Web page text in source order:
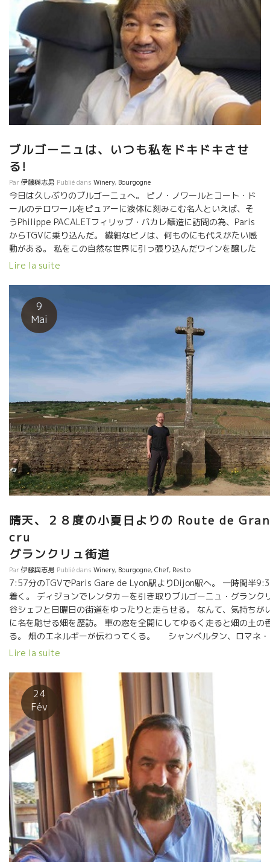
プとも話しが弾む。初対面とは思えなく打ち解けた話ができた。 ワ
ンの話しが生き方に連動しているフィリップの話しは面白い。 子供
育てるようにワインを育てる話しなど。 『樽熟成中、ワインを好き
手朴っておいたら、子供と同じように我儘な妙な子になってしまう。
だからよく観察していなければならない。曲がった方向に行きかけた
ら修正してやらなければならない。自然だからと云って，朴って置く
ことではないんだ。』 『樽熟の最終段階は、人間でいえば思春期の
者、ある程度、方向性が落ち着いたところで、 そのいい状態と方向
を失わないように写真を撮るようにSO2を僅かだけ入れている。 そ
後はそのいい方向にゆっくり熟成するのがビン熟なんだ。』 『思春
能性があるんだ。』など。 実に例えが面白い。 Cave Madeleinne
カーヴ・マドレーヌの料理 最高のひと時でした。
沼さん、楽しい旅を続けてください。 美味しく、楽しい、元気ので
レストランを沢山プロデュースしてください。 その片隅に自然なワ
ンも、是非よろしくお願いします。 次回は是非、日本で！！ Bon
Voyage！ Après un apéro à la cave de Philippe Pacalet, on est
allé à Cave Madeleinne. Sous la canicule 36 ℃ à Beaune,
justement les plats de Cave Madeleinne nous rafraîchissent
On a dégusté les NIT de Pacalet 2011 et 2012. Le 11 du
le 12 du minéral qui donne une fraîcheur grâce au
prolongement du minéral. Bon mariage avec les plats
agréablement acidulés!! […]
ブルゴーニュは、いつも私をドキドキさせ
る!
Par伊藤與志男 Publié dans Winery, Bourgogne
今日は久しぶりのブルゴーニュへ。 ピノ・ノワールとコート・ド
ールのテロワールをピュアーに液体に刻みこむ名人といえば、そ
うPhilippe PACALETフィリップ・パカレ醸造に訪問の為、Paris
からTGVに乗り込んだ。 繊細なピノは、何ものにも代えがたい感
動がある。 私をこの自然な世界に引っ張り込んだワインを醸した
のがこのフィリップだった。 今はロマネ・コンチのオーナーにな
リューレ・ロック醸造をフィリップ・パカレと醸していた時代の
ワインだった。９０年台前半のワインだった。 私にとって、衝撃
だった。 な・なんだ、この液体は？！ 若きロック氏とパカレのコ
ンビの作品は最高傑作だった。 ブルゴーニュの真髄のテロワール
を有していたロック氏、それをピュアーに液体に写しこんだ液体
は、体がしびれるほどの感動だった。 その数日後に、フィリップ
にマルセル・ラピエールのところに連れていってもらった。 マル
セルは10年ミレジムの垂直テースティングをさせてくれた。 これ
また、大ショックだった。 SO2酸化防止剤がなくても、ガメ品種
がまるでグラン・ブルゴーニュの様な繊細なワインになってい
た。 それ以来、私はドップリこの世界に入り込んだ。 その最初の
出逢いがブルゴーニュだった。 今、ブルゴーニュに向かうTGVの
中でこの記事を書いている。 ブルゴーニュはいつも私をドキドキ
させてくれる。 さあ、今日もフィリップの１７年産をフィリップ
とテースティングするのが楽しみだ。
Lire la suite
9
Mai
晴天、２８度の小夏日よりの Route de
グランクリュ街道
Par伊藤與志男 Publié dans Winery, Bourgogne,Chef, Resto
7:57分のTGVでParis Gare de Lyon駅よりDijon駅へ。 一時間半
着く。 ディジョンでレンタカーを引き取りブルゴーニュ・グランク
谷シェフと日曜日の街道をゆったりと走らせる。 なんて、気持ちが
に名を馳せる畑を歴訪。 車の窓を全開にしてゆるく走ると畑の土の
る。 畑のエネルギーが伝わってくる。 シャンベルタン、ロマネ
く。 萬谷シェフがゆったりと煙をくねらせるて、瞑想の世界にはい
ビサビの世界だ。 ロマネ・コンチの畑のピノノワールが息づいて
Lire la suite
24
Fév